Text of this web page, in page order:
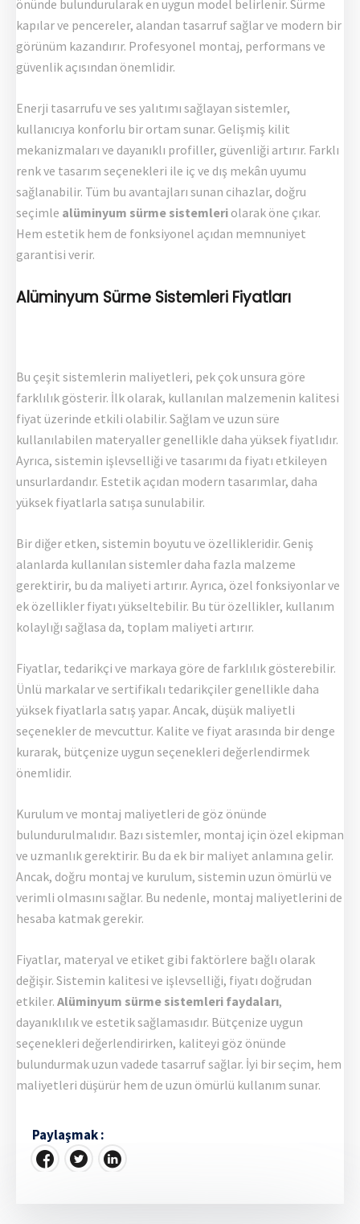
önünde bulundurularak en uygun model belirlenir. Sürme
kapılar ve pencereler, alandan tasarruf sağlar ve modern bir
görünüm kazandırır. Profesyonel montaj, performans ve
güvenlik açısından önemlidir.
Enerji tasarrufu ve ses yalıtımı sağlayan sistemler,
kullanıcıya konforlu bir ortam sunar. Gelişmiş kilit
mekanizmaları ve dayanıklı profiller, güvenliği artırır. Farklı
renk ve tasarım seçenekleri ile iç ve dış mekân uyumu
sağlanabilir. Tüm bu avantajları sunan cihazlar, doğru
seçimle alüminyum sürme sistemleri olarak öne çıkar.
Hem estetik hem de fonksiyonel açıdan memnuniyet
garantisi verir.
Alüminyum Sürme Sistemleri Fiyatları
Bu çeşit sistemlerin maliyetleri, pek çok unsura göre
farklılık gösterir. İlk olarak, kullanılan malzemenin kalitesi
fiyat üzerinde etkili olabilir. Sağlam ve uzun süre
kullanılabilen materyaller genellikle daha yüksek fiyatlıdır.
Ayrıca, sistemin işlevselliği ve tasarımı da fiyatı etkileyen
unsurlardandır. Estetik açıdan modern tasarımlar, daha
yüksek fiyatlarla satışa sunulabilir.
Bir diğer etken, sistemin boyutu ve özellikleridir. Geniş
alanlarda kullanılan sistemler daha fazla malzeme
gerektirir, bu da maliyeti artırır. Ayrıca, özel fonksiyonlar ve
ek özellikler fiyatı yükseltebilir. Bu tür özellikler, kullanım
kolaylığı sağlasa da, toplam maliyeti artırır.
Fiyatlar, tedarikçi ve markaya göre de farklılık gösterebilir.
Ünlü markalar ve sertifikalı tedarikçiler genellikle daha
yüksek fiyatlarla satış yapar. Ancak, düşük maliyetli
seçenekler de mevcuttur. Kalite ve fiyat arasında bir denge
kurarak, bütçenize uygun seçenekleri değerlendirmek
önemlidir.
Kurulum ve montaj maliyetleri de göz önünde
bulundurulmalıdır. Bazı sistemler, montaj için özel ekipman
ve uzmanlık gerektirir. Bu da ek bir maliyet anlamına gelir.
Ancak, doğru montaj ve kurulum, sistemin uzun ömürlü ve
verimli olmasını sağlar. Bu nedenle, montaj maliyetlerini de
hesaba katmak gerekir.
Fiyatlar, materyal ve etiket gibi faktörlere bağlı olarak
değişir. Sistemin kalitesi ve işlevselliği, fiyatı doğrudan
etkiler. Alüminyum sürme sistemleri faydaları,
dayanıklılık ve estetik sağlamasıdır. Bütçenize uygun
seçenekleri değerlendirirken, kaliteyi göz önünde
bulundurmak uzun vadede tasarruf sağlar. İyi bir seçim, hem
maliyetleri düşürür hem de uzun ömürlü kullanım sunar.
Paylaşmak :